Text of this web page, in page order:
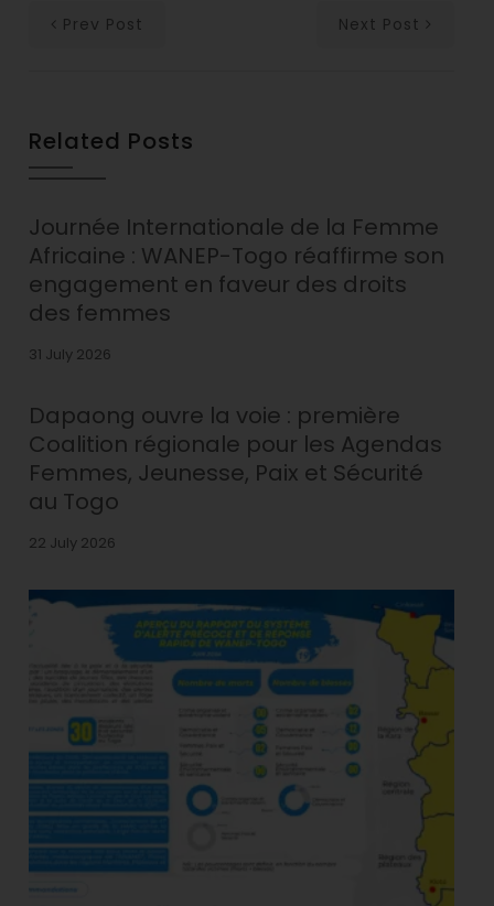
Prev Post Next Post
Related Posts
Journée Internationale de la Femme
Africaine : WANEP-Togo réaffirme son
engagement en faveur des droits
des femmes
31 July 2026
Dapaong ouvre la voie : première
Coalition régionale pour les Agendas
Femmes, Jeunesse, Paix et Sécurité
au Togo
22 July 2026